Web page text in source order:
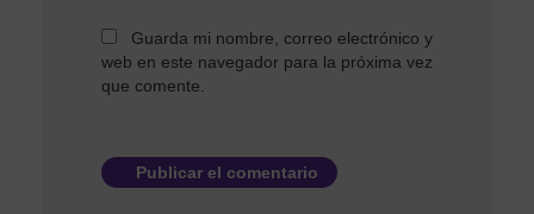
Guarda mi nombre, correo electrónico y
web en este navegador para la próxima vez
que comente.